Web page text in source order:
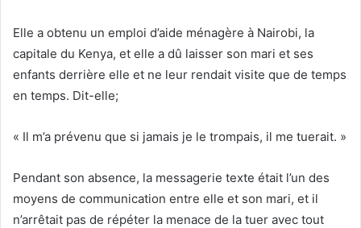
Elle a obtenu un emploi d’aide ménagère à Nairobi, la
capitale du Kenya, et elle a dû laisser son mari et ses
enfants derrière elle et ne leur rendait visite que de temps
en temps. Dit-elle;
« Il m’a prévenu que si jamais je le trompais, il me tuerait. »
Pendant son absence, la messagerie texte était l’un des
moyens de communication entre elle et son mari, et il
n’arrêtait pas de répéter la menace de la tuer avec tout